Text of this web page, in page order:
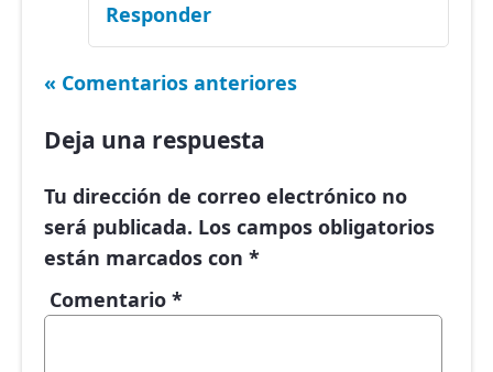
Responder
« Comentarios anteriores
Deja una respuesta
Tu dirección de correo electrónico no
será publicada. Los campos obligatorios
están marcados con *
Comentario *